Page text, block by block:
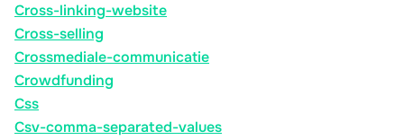
Cross-linking-website
Cross-selling
Crossmediale-communicatie
Crowdfunding
Css
Csv-comma-separated-values